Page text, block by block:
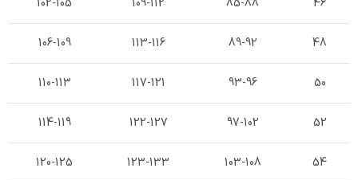
46
85-88
109-112
102-105
48
89-92
113-116
106-109
50
93-96
117-121
110-113
52
97-102
122-127
114-119
54
103-108
123-133
120-125